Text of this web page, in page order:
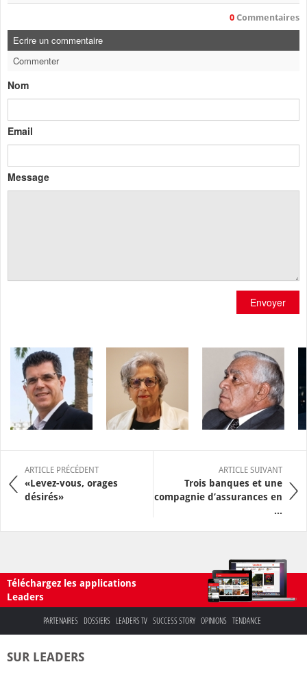
0 Commentaires
Ecrire un commentaire
Commenter
Nom
Email
Message
Envoyer
ARTICLE PRÉCÉDENT
«Levez-vous, orages
désirés»
ARTICLE SUIVANT
Trois banques et une
compagnie d’assurances en
...
Téléchargez les applications
Leaders
PARTENAIRES DOSSIERS LEADERS TV SUCCESS STORY OPINIONS TENDANCE
SUR LEADERS